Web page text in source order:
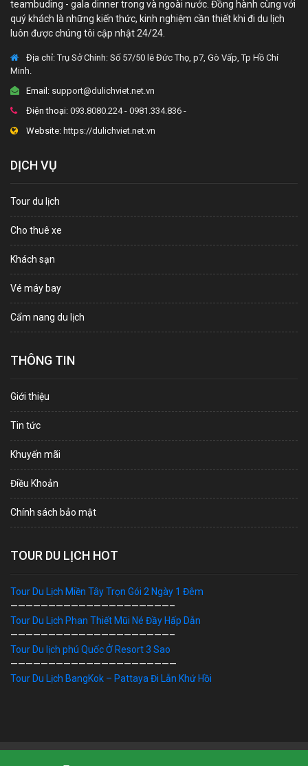
teambuding - gala dinner trong và ngoài nước. Đồng hành cùng với
quý khách là những kiến thức, kinh nghiệm cần thiết khi đi du lịch
luôn được chúng tôi cập nhật 24/24.
Địa chỉ:Trụ Sở Chính: Số 57/50 lê Đức Thọ, p7, Gò Vấp, Tp Hồ Chí
Minh.
Email: support@dulichviet.net.vn
Điện thoại: 093.8080.224 - 0981.334.836 -
Website: https://dulichviet.net.vn
DỊCH VỤ
Tour du lịch
Cho thuê xe
Khách sạn
Vé máy bay
Cẩm nang du lịch
THÔNG TIN
Giới thiệu
Tin tức
Khuyến mãi
Điều Khoản
Chính sách bảo mật
TOUR DU LỊCH HOT
Tour Du Lịch Miền Tây Trọn Gói 2 Ngày 1 Đêm
—————————————————————–
Tour Du Lịch Phan Thiết Mũi Né Đầy Hấp Dẫn
—————————————————————–
Tour Du lịch phú Quốc Ở Resort 3 Sao
——————————————————————
Tour Du Lịch BangKok – Pattaya Đi Lẫn Khứ Hồi